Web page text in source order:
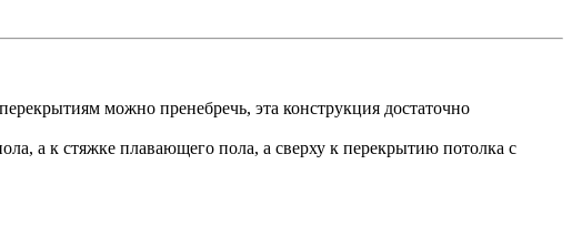
можно пренебречь, эта конструкция достаточно
а к стяжке плавающего пола, а сверху к перекрытию потолка с